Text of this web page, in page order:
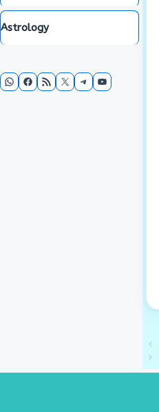
Astrology
WhatsApp
Facebook
RSS FeedX Telegram
YouTube